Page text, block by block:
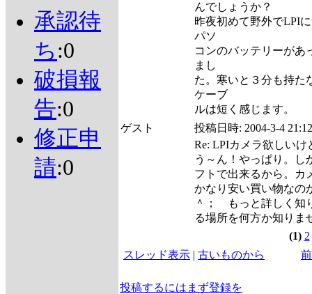
承認待
ち :0
破損報
告:0
修正申
請:0
んでしょうか？
昨夜初めて野外でLPI
パソ
コンのバッテリーがあ
まし
た。寒いと３分も持た
ケーブ
ルは短く感じます。
ゲスト
投稿日時: 2004-3-4 21:12
Re: LPIカメラ欲しいけ
う～ん！やっぱり。し
フトで出来るから。カ
かなり安い買い物なの
＾； もっと詳しく知
る場所を何方か知りま
(1) 2
スレッド表示 | 古いものから
投稿するにはまず登録を